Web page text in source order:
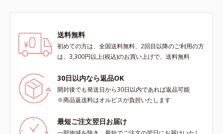
送料無料
初めての方は、全国送料無料、2回目以降のご利用の方
は、3,300円以上(税込)のお買い上げで、送料無料
30日以内なら返品OK
開封後でも発送日から30日以内であれば返品可能
※商品返送料はオルビスが負担いたします
最短ご注文翌日お届け